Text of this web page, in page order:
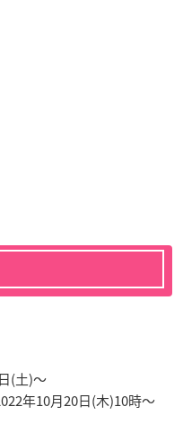
(土)～
年10月20日(木)10時〜